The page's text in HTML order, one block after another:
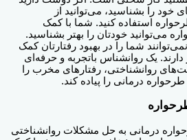
خود را بشناسید، می‌توانید از
استفاده کنید. شما با کمک
می‌توانید خودتان را بهتر بشناسید.‌
نمی‌توانند شما را در بهبود رفتارتان کمک
دارند. یک روانشناس باتجربه و حرفه‌ای
روانشناختی، رفتارهای مخرب را
درمانی را پیاده کند.
درمانی به حل مشکلات روانشناختی